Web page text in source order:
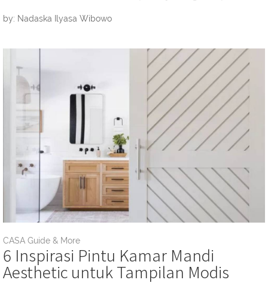
by: Nadaska Ilyasa Wibowo
CASA Guide & More
6 Inspirasi Pintu Kamar Mandi
Aesthetic untuk Tampilan Modis